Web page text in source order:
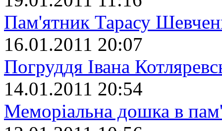
Пам'ятник Тарасу
16.01.2011 20:07
Погруддя Івана
14.01.2011 20:54
Меморіальна дошка в